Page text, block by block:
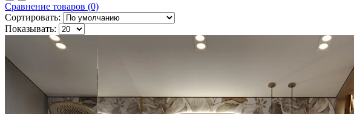
Сравнение товаров (0)
Сортировать:
Показывать: